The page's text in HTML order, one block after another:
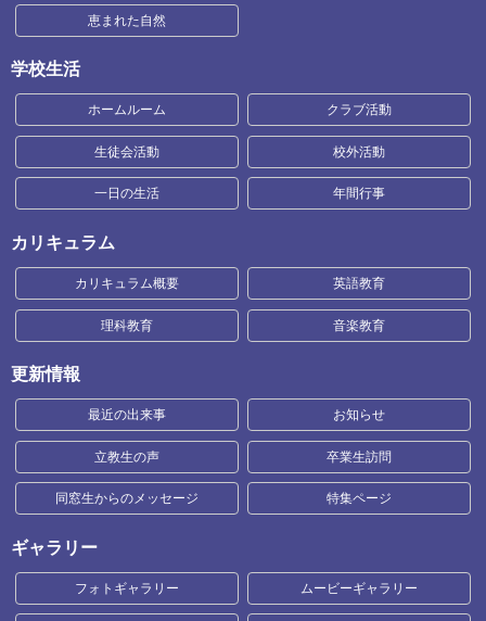
恵まれた自然
学校生活
ホームルーム クラブ活動
生徒会活動 校外活動
一日の生活 年間行事
カリキュラム
カリキュラム概要 英語教育
理科教育 音楽教育
更新情報
最近の出来事 お知らせ
立教生の声 卒業生訪問
同窓生からのメッセージ 特集ページ
ギャラリー
フォトギャラリー ムービーギャラリー